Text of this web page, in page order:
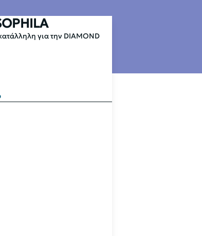
για την DIAMOND